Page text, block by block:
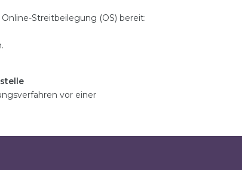
Streitbeilegung (OS) bereit:
vor einer